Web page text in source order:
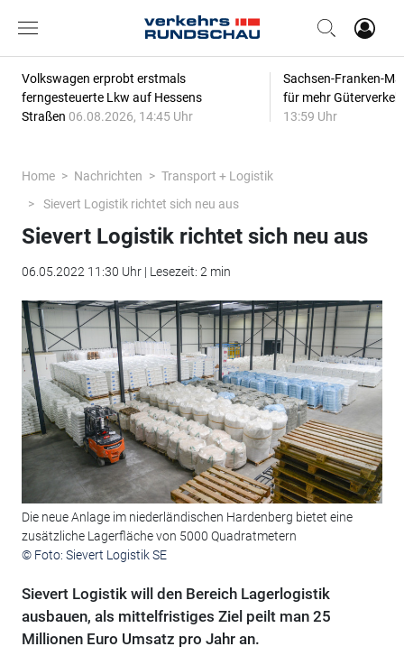
Volkswagen erprobt erstmals
ferngesteuerte Lkw auf Hessens
Straßen 06.08.2026, 14:45 Uhr
Sachsen-Franken-
für mehr
13:59 Uhr
Home Nachrichten
Transport + Logistik
Sievert Logistik richtet sich neu aus
Sievert Logistik richtet sich neu aus
06.05.2022 11:30 Uhr | Lesezeit: 2 min
Die neue Anlage im niederländischen Hardenberg bietet eine
zusätzliche Lagerfläche von 5000 Quadratmetern
© Foto: Sievert Logistik SE
Sievert Logistik will den Bereich Lagerlogistik
ausbauen, als mittelfristiges Ziel peilt man 25
Millionen Euro Umsatz pro Jahr an.